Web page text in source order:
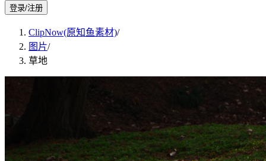
登录/注册
ClipNow(原知鱼素材)/
图片/
草地